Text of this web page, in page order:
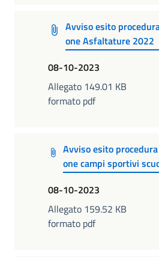
Avviso esito
one Asfaltature 2022
08-10-2023
Allegato 149.01 KB
formato pdf
Avviso esito
one campi sportivi
08-10-2023
Allegato 159.52 KB
formato pdf